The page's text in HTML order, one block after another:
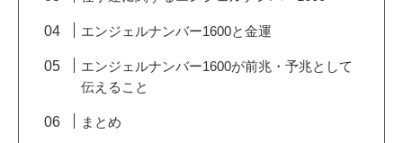
エンジェルナンバー1600と金運
エンジェルナンバー1600が前兆・予兆として
伝えること
まとめ